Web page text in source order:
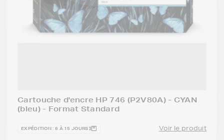
Cartouche d'encre HP 746 (P2V80A) - CYAN
(bleu) - Format Standard
EXPÉDITION : 6 À 15 JOURS Voir le produit